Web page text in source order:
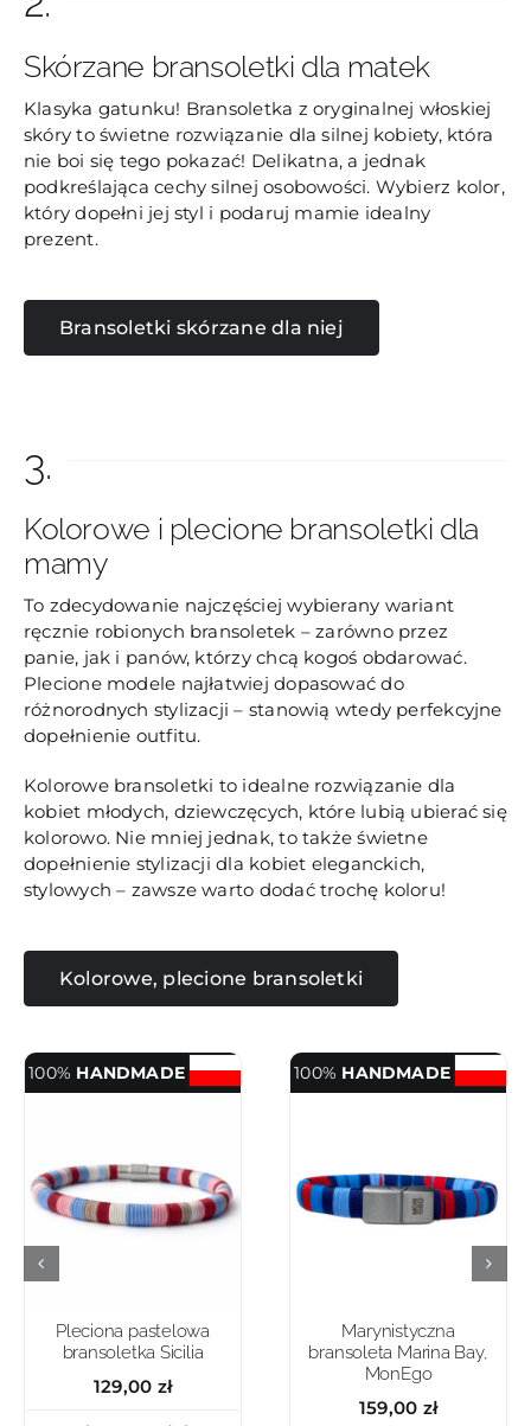
Skórzane bransoletki dla matek
Klasyka gatunku! Bransoletka z oryginalnej włoskiej
skóry to świetne rozwiązanie dla silnej kobiety, która
nie boi się tego pokazać! Delikatna, a jednak
podkreślająca cechy silnej osobowości. Wybierz kolor,
który dopełni jej styl i podaruj mamie idealny
prezent.
Bransoletki skórzane dla niej
3.
Kolorowe i plecione bransoletki dla
mamy
To zdecydowanie najczęściej wybierany wariant
ręcznie robionych bransoletek – zarówno przez
panie, jak i panów, którzy chcą kogoś obdarować.
Plecione modele najłatwiej dopasować do
różnorodnych stylizacji – stanowią wtedy perfekcyjne
dopełnienie outfitu.
Kolorowe bransoletki to idealne rozwiązanie dla
kobiet młodych, dziewczęcych, które lubią ubierać się
kolorowo. Nie mniej jednak, to także świetne
dopełnienie stylizacji dla kobiet eleganckich,
stylowych – zawsze warto dodać trochę koloru!
Kolorowe, plecione bransoletki
100% HANDMADE
Pleciona pastelowa
bransoletka Sicilia
129,00 zł
100% HANDMADE
Marynistyczna
bransoleta Marina Bay,
MonEgo
159,00 zł